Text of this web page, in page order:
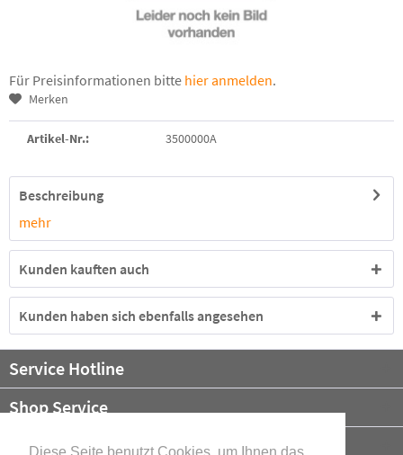
Diese Seite benutzt Cookies, um Ihnen das
Für Preisinformationen bitte hier anmelden.
Merken
Artikel-Nr.: 3500000A
Beschreibung
mehr
Kunden kauften auch
Kunden haben sich ebenfalls angesehen
Service Hotline
Shop Service
Informationen